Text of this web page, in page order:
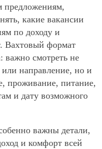
предложениям,
какие вакансии
по доходу и
Вахтовый формат
важно смотреть не
направление, но и
проживание, питание,
и дату возможного
важны детали,
и комфорт всей